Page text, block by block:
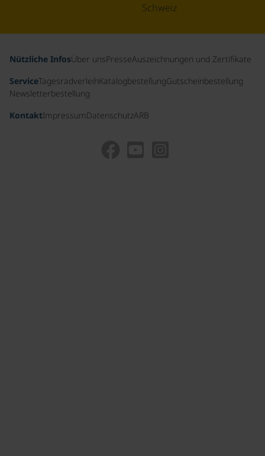
Schweiz
Nützliche InfosÜber unsPresseAuszeichnungen und Zertifikate
ServiceTagesradverleihKatalogbestellungGutscheinbestellung
Newsletterbestellung
KontaktImpressumDatenschutzARB